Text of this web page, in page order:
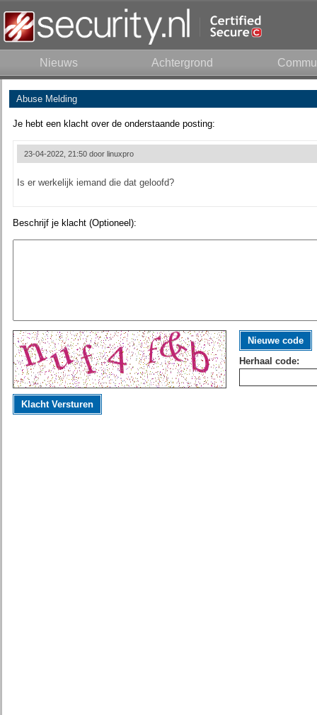
Nieuws Achtergrond
Abuse Melding
Je hebt een klacht over de onderstaande posting:
23-04-2022, 21:50 door linuxpro
Is er werkelijk iemand die dat geloofd?
Beschrijf je klacht (Optioneel):
Nieuwe code
Herhaal code:
Klacht Versturen